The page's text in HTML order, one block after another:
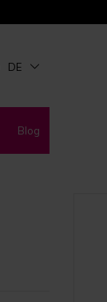
DE
Blog